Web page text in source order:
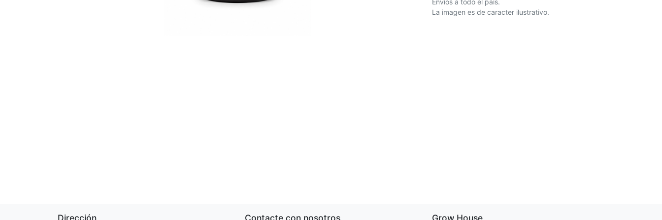
Envíos a todo el país.
La imagen es de caracter ilustrativo.
Dirección Contacte con nosotros Grow House